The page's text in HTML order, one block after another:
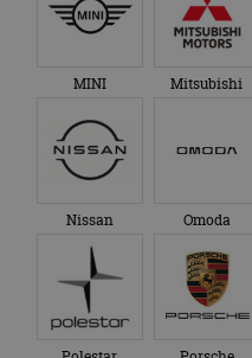
MINI Mitsubishi
Nissan Omoda